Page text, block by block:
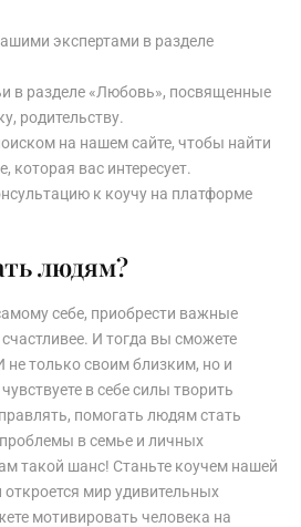
экспертами в разделе
в разделе «Любовь», посвященные
родительству.
на нашем сайте, чтобы найти
которая вас интересует.
к коучу на платформе
людям?
себе, приобрести важные
И тогда вы сможете
только своим близким, но и
в себе силы творить
помогать людям стать
в семье и личных
такой шанс! Станьте коучем нашей
мир удивительных
мотивировать человека на